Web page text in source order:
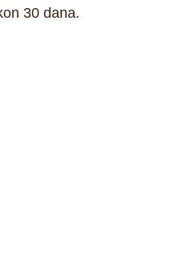
30 dana.